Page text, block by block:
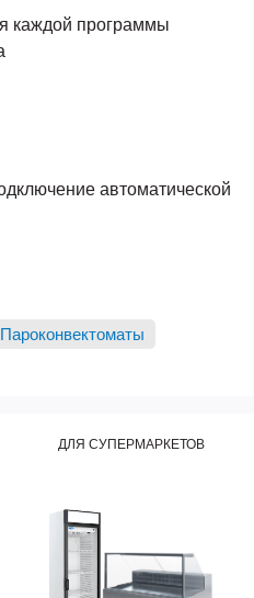
каждой программы
автоматической
Пароконвектоматы
ДЛЯ СУПЕРМАРКЕТОВ